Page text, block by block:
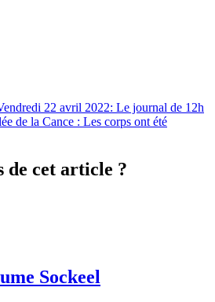
22 avril 2022: Le journal de 12h
de la Cance : Les corps ont été
de cet article ?
Sockeel